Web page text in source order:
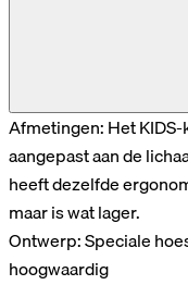
Afmetingen: Het
aangepast aan de
heeft dezelfde
maar is wat lager.
Ontwerp: Speciale
hoogwaardig